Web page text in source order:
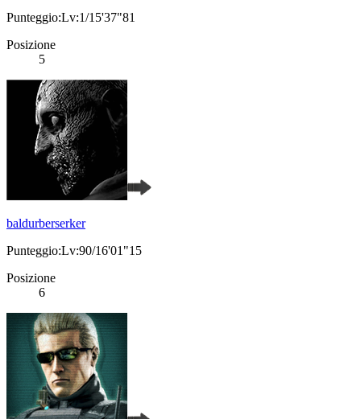
Punteggio:Lv:1/15'37"81
Posizione
5
baldurberserker
Punteggio:Lv:90/16'01"15
Posizione
6